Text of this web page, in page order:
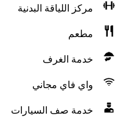
مركز اللياقة البدنية
مطعم
خدمة الغرف
واي فاي مجاني
خدمة صف السيارات